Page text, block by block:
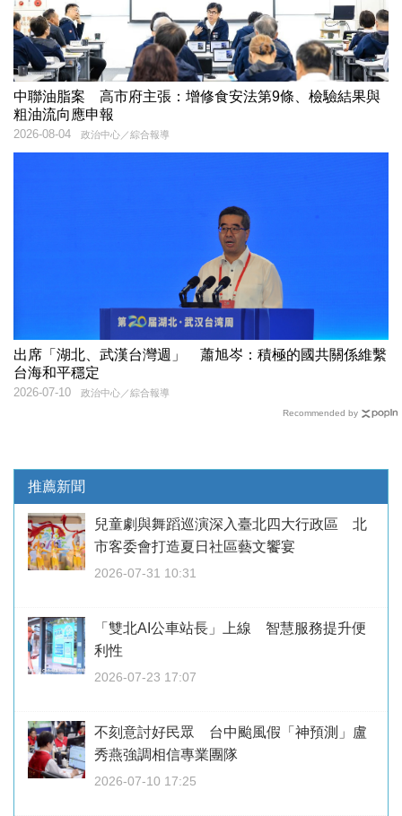
中聯油脂案 高市府主張：增修食安法第9條、檢驗結果與
粗油流向應申報
政治中心／綜合報導
2026-08-04
出席「湖北、武漢台灣週」 蕭旭岑：積極的國共關係維繫
台海和平穩定
政治中心／綜合報導
2026-07-10
Recommended by
推薦新聞
兒童劇與舞蹈巡演深入臺北四大行政區 北
市客委會打造夏日社區藝文饗宴
2026-07-31 10:31
「雙北AI公車站長」上線 智慧服務提升便
利性
2026-07-23 17:07
不刻意討好民眾 台中颱風假「神預測」盧
秀燕強調相信專業團隊
2026-07-10 17:25